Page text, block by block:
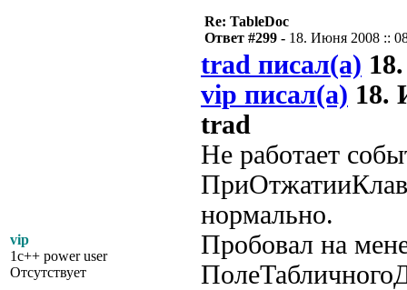
vip
1c++ power user
Отсутствует
Re: TableDoc
Ответ #299 - 18. Июня 2008 ::
trad писал(а)
vip писал(а) 18.
trad
Не работает
нормально.
Пробовал на